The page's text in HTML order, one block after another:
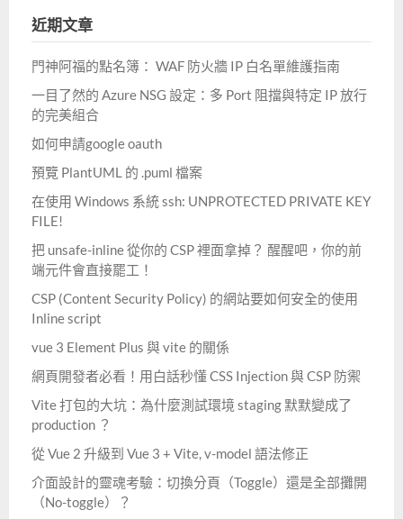
字:
近期文章
門神阿福的點名簿： WAF 防火牆 IP 白名單維護指南
一目了然的 Azure NSG 設定：多 Port 阻擋與特定 IP 放行
的完美組合
如何申請google oauth
預覽 PlantUML 的 .puml 檔案
在使用 Windows 系統 ssh: UNPROTECTED PRIVATE KEY
FILE!
把 unsafe-inline 從你的 CSP 裡面拿掉？ 醒醒吧，你的前
端元件會直接罷工！
CSP (Content Security Policy) 的網站要如何安全的使用
Inline script
vue 3 Element Plus 與 vite 的關係
網頁開發者必看！用白話秒懂 CSS Injection 與 CSP 防禦
Vite 打包的大坑：為什麼測試環境 staging 默默變成了
production ？
從 Vue 2 升級到 Vue 3 + Vite, v-model 語法修正
介面設計的靈魂考驗：切換分頁（Toggle）還是全部攤開
（No-toggle）？